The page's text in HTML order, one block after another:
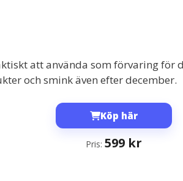
att använda som förvaring för
och smink även efter december.
Köp här
Pris: 599 kr